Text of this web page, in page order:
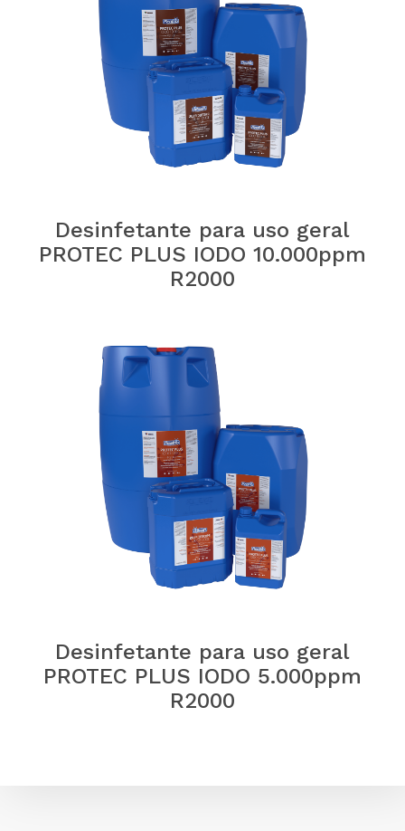
Desinfetante para uso geral
PROTEC PLUS IODO 10.000ppm
R2000
Desinfetante para uso geral
PROTEC PLUS IODO 5.000ppm
R2000